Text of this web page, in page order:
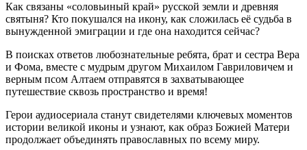
Как связаны «соловьиный край» русской земли и древняя
святыня? Кто покушался на икону, как сложилась её судьба в
вынужденной эмиграции и где она находится сейчас?
В поисках ответов любознательные ребята, брат и сестра Вера
и Фома, вместе с мудрым другом Михаилом Гавриловичем и
верным псом Алтаем отправятся в захватывающее
путешествие сквозь пространство и время!
Герои аудиосериала станут свидетелями ключевых моментов
истории великой иконы и узнают, как образ Божией Матери
продолжает объединять православных по всему миру.